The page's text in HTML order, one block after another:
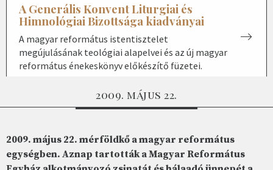
A Generális Konvent Liturgiai és
Himnológiai Bizottsága kiadványai
A magyar református istentisztelet
megújulásának teológiai alapelvei és az új magyar
református énekeskönyv előkészítő füzetei.
2009. május 22.
2009. május 22. mérföldkő a magyar református
egységben. Aznap tartották a Magyar Református